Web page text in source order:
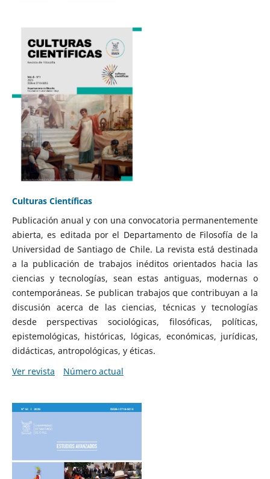
Culturas Científicas
Publicación anual y con una convocatoria permanentemente
abierta, es editada por el Departamento de Filosofía de la
Universidad de Santiago de Chile. La revista está destinada
a la publicación de trabajos inéditos orientados hacia las
ciencias y tecnologías, sean estas antiguas, modernas o
contemporáneas. Se publican trabajos que contribuyan a la
discusión acerca de las ciencias, técnicas y tecnologías
desde perspectivas sociológicas, filosóficas, políticas,
epistemológicas, históricas, lógicas, económicas, jurídicas,
didácticas, antropológicas, y éticas.
Ver revista
Número actual